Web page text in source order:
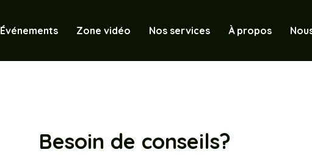
Événements Zone vidéo Nos services À propos
Besoin de conseils?